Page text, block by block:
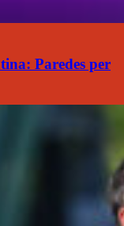
Paredes per